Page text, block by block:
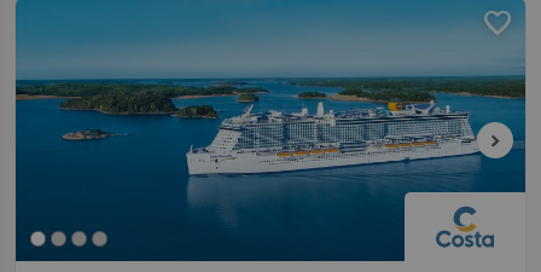
favorite
chevron_right